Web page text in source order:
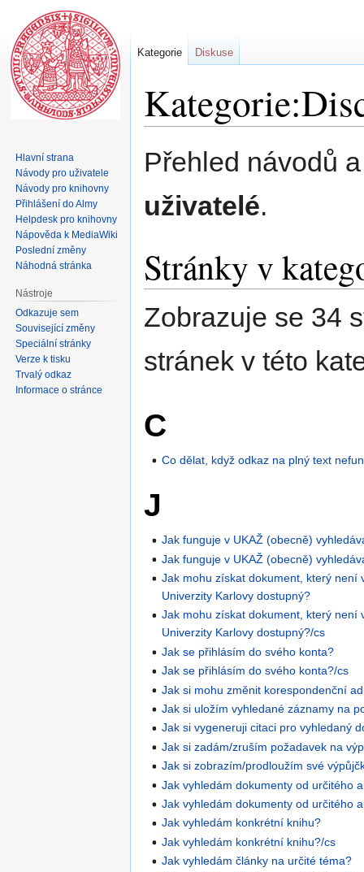
Skočit
na
Skočit
na
Přehled návodů
uživatelé.
Stránky v
Zobrazuje se 34
stránek v této
C
Co dělat, když odkaz na plný text
J
Jak funguje v UKAŽ (obecně)
Jak funguje v UKAŽ (obecně)
Jak mohu získat dokument, který není
Univerzity Karlovy dostupný?
Jak mohu získat dokument, který není
Univerzity Karlovy dostupný?/cs
Jak se přihlásím do svého konta?
Jak se přihlásím do svého konta?/cs
Jak si mohu změnit korespondenční
Jak si uložím vyhledané záznamy na
Jak si vygeneruji citaci pro vyhledaný
Jak si zadám/zruším požadavek na
Jak si zobrazím/prodloužím své
Jak vyhledám dokumenty od určitého
Jak vyhledám dokumenty od určitého
Jak vyhledám konkrétní knihu?
Jak vyhledám konkrétní knihu?/cs
Jak vyhledám články na určité téma?
Kategorie Diskuse
Hlavní strana
Návody pro uživatele
Návody pro knihovny
Přihlášení do Almy
Helpdesk pro knihovny
Nápověda k MediaWiki
Poslední změny
Náhodná stránka
Nástroje
Odkazuje sem
Související změny
Speciální stránky
Verze k tisku
Trvalý odkaz
Informace o stránce